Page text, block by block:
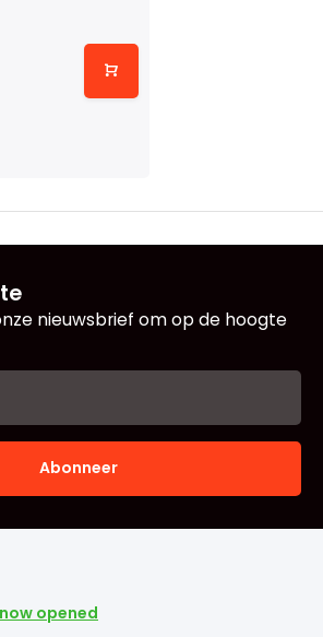
nieuwsbrief om op de hoogte
Abonneer
now opened